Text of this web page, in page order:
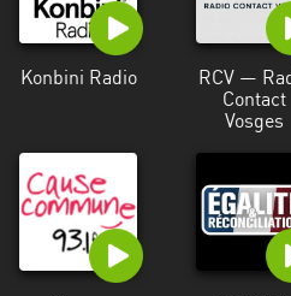
Konbini Radio
RCV —
Contact
Vosges